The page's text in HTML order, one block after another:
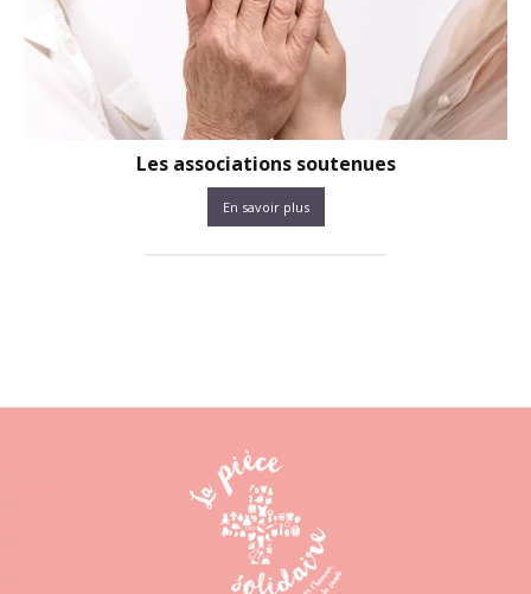
Les associations soutenues
En savoir plus